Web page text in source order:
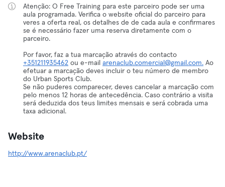
Atenção: O Free Training para este parceiro pode ser uma
aula programada. Verifica o website oficial do parceiro para
veres a oferta real, os detalhes de de cada aula e confirmares
se é necessário fazer uma reserva diretamente com o
parceiro.
Por favor, faz a tua marcação através do contacto
+351211935462 ou e-mail arenaclub.comercial@gmail.com. Ao
efetuar a marcação deves incluir o teu número de membro
do Urban Sports Club.
Se não puderes comparecer, deves cancelar a marcação com
pelo menos 12 horas de antecedência. Caso contrário a visita
será deduzida dos teus limites mensais e será cobrada uma
taxa adicional.
Website
http://www.arenaclub.pt/